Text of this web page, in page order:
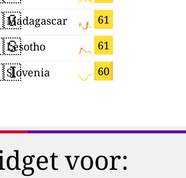
61
Madagascar
61
Lesotho
60
Slovenia
voor: